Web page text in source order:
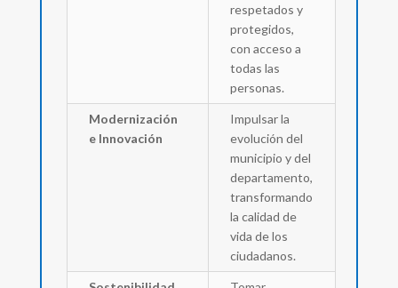
respetados y
protegidos,
con acceso a
todas las
personas.
Modernización
e Innovación
Impulsar la
evolución del
municipio y del
departamento,
transformando
la calidad de
vida de los
ciudadanos.